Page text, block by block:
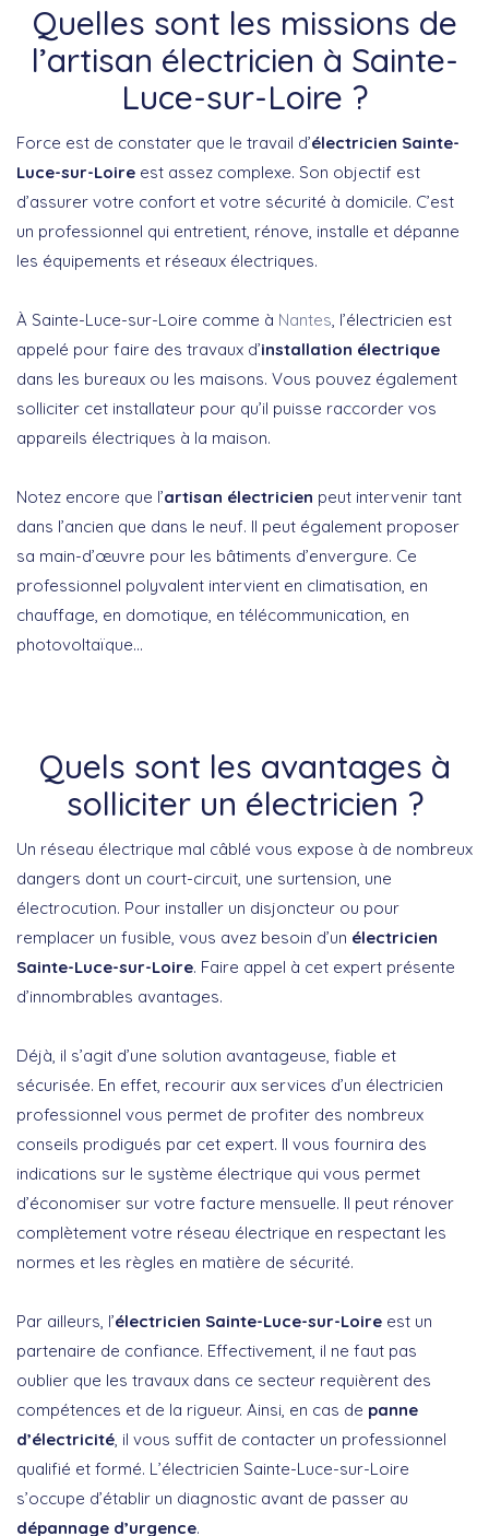
Quelles sont les missions de
l’artisan électricien à Sainte-
Luce-sur-Loire ?
Force est de constater que le travail d’électricien Sainte-
Luce-sur-Loire est assez complexe. Son objectif est
d’assurer votre confort et votre sécurité à domicile. C’est
un professionnel qui entretient, rénove, installe et dépanne
les équipements et réseaux électriques.
À Sainte-Luce-sur-Loire comme à Nantes , l’électricien est
appelé pour faire des travaux d’installation électrique
dans les bureaux ou les maisons. Vous pouvez également
solliciter cet installateur pour qu’il puisse raccorder vos
appareils électriques à la maison.
Notez encore que l’artisan électricien peut intervenir tant
dans l’ancien que dans le neuf. Il peut également proposer
sa main-d’œuvre pour les bâtiments d’envergure. Ce
professionnel polyvalent intervient en climatisation, en
chauffage, en domotique, en télécommunication, en
photovoltaïque…
Quels sont les avantages à
solliciter un électricien ?
Un réseau électrique mal câblé vous expose à de nombreux
dangers dont un court-circuit, une surtension, une
électrocution. Pour installer un disjoncteur ou pour
remplacer un fusible, vous avez besoin d’un électricien
Sainte-Luce-sur-Loire. Faire appel à cet expert présente
d’innombrables avantages.
Déjà, il s’agit d’une solution avantageuse, fiable et
sécurisée. En effet, recourir aux services d’un électricien
professionnel vous permet de profiter des nombreux
conseils prodigués par cet expert. Il vous fournira des
indications sur le système électrique qui vous permet
d’économiser sur votre facture mensuelle. Il peut rénover
complètement votre réseau électrique en respectant les
normes et les règles en matière de sécurité.
Par ailleurs, l’électricien Sainte-Luce-sur-Loire est un
partenaire de confiance. Effectivement, il ne faut pas
oublier que les travaux dans ce secteur requièrent des
compétences et de la rigueur. Ainsi, en cas de panne
d’électricité , il vous suffit de contacter un professionnel
qualifié et formé. L’électricien Sainte-Luce-sur-Loire
s’occupe d’établir un diagnostic avant de passer au
dépannage d’urgence.